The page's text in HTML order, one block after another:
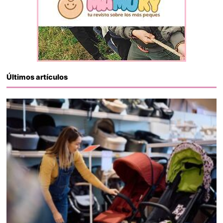
Últimos artículos